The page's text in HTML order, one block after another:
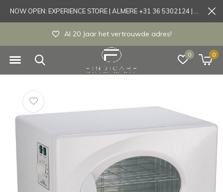
0 0
Al 20 Jaar het vertrouwde adres!